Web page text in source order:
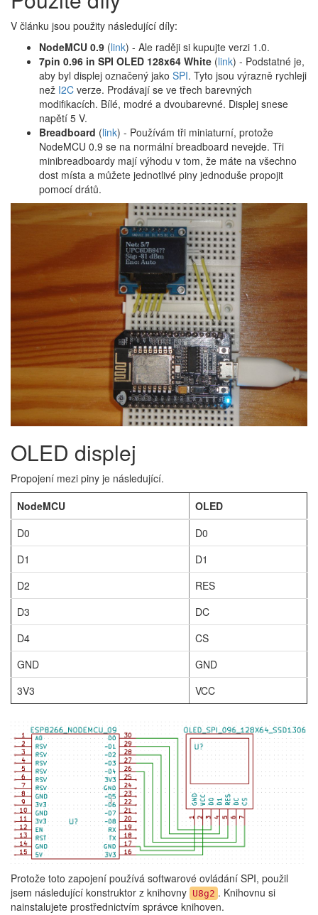
V článku jsou použity následující díly:
NodeMCU 0.9 (link) - Ale raději si kupujte verzi 1.0.
7pin 0.96 in SPI OLED 128x64 White (link) - Podstatné je,
aby byl displej označený jako SPI. Tyto jsou výrazně rychleji
než I2C verze. Prodávají se ve třech barevných
modifikacích. Bílé, modré a dvoubarevné. Displej snese
napětí 5 V.
Breadboard (link) - Používám tři miniaturní, protože
NodeMCU 0.9 se na normální breadboard nevejde. Tři
minibreadboardy mají výhodu v tom, že máte na všechno
dost místa a můžete jednotlivé piny jednoduše propojit
pomocí drátů.
OLED displej
Propojení mezi piny je následující.
NodeMCU
OLED
D0
D0
D1
D1
D2
RES
D3
DC
D4
CS
GND
GND
3V3
VCC
Protože toto zapojení používá softwarové ovládání SPI, použil
jsem následující konstruktor z knihovny U8g2 . Knihovnu si
nainstalujete prostřednictvím správce knihoven.